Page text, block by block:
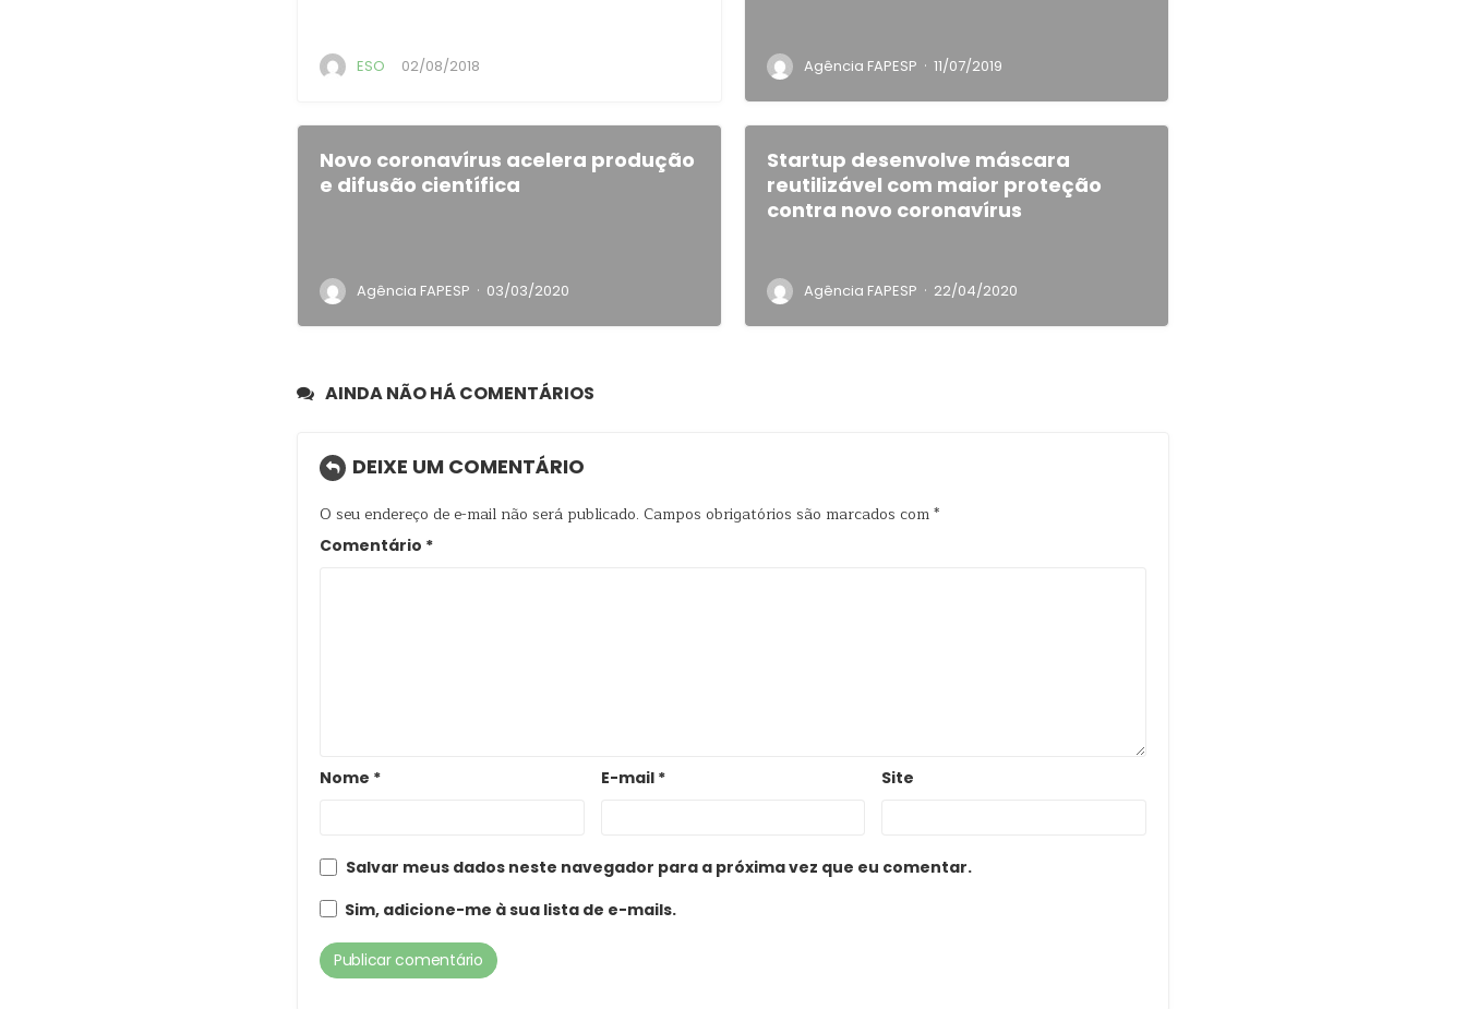
ESO 02/08/2018 Agência FAPESP · 11/07/2019
Novo coronavírus acelera produção
e difusão científica
Agência FAPESP · 03/03/2020
Startup desenvolve máscara
reutilizável com maior proteção
contra novo coronavírus
Agência FAPESP · 22/04/2020
AINDA NÃO HÁ COMENTÁRIOS
DEIXE UM COMENTÁRIO
O seu endereço de e-mail não será publicado. Campos obrigatórios são marcados com*
Comentário *
Nome * E-mail * Site
Salvar meus dados neste navegador para a próxima vez que eu comentar.
Sim, adicione-me à sua lista de e-mails.